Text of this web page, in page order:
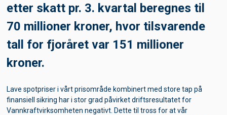
etter skatt pr. 3. kvartal beregnes til
70 millioner kroner, hvor tilsvarende
tall for fjoråret var 151 millioner
kroner.
Lave spotpriser i vårt prisområde kombinert med store tap på
finansiell sikring har i stor grad påvirket driftsresultatet for
Vannkraftvirksomheten negativt. Dette til tross for at vår